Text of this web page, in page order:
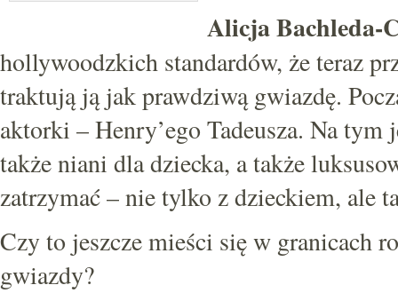
Alicja Bachleda-
hollywoodzkich standardów, że teraz
traktują ją jak prawdziwą gwiazdę.
aktorki – Henry’ego Tadeusza. Na tym
także niani dla dziecka, a także
zatrzymać – nie tylko z dzieckiem, ale
Czy to jeszcze mieści się w granicach
gwiazdy?